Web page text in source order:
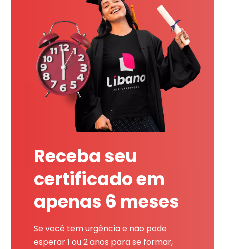
Receba seu
certificado em
apenas 6 meses
Se você tem urgência e não pode
esperar 1 ou 2 anos para se formar,